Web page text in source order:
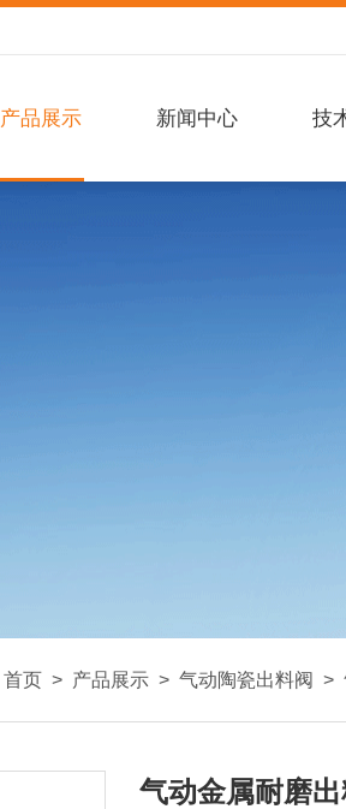
产品展示 新闻中心 技
首页 > 产品展示 > 气动陶瓷出料阀 >
气动金属耐磨